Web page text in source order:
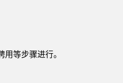
等步骤进行。